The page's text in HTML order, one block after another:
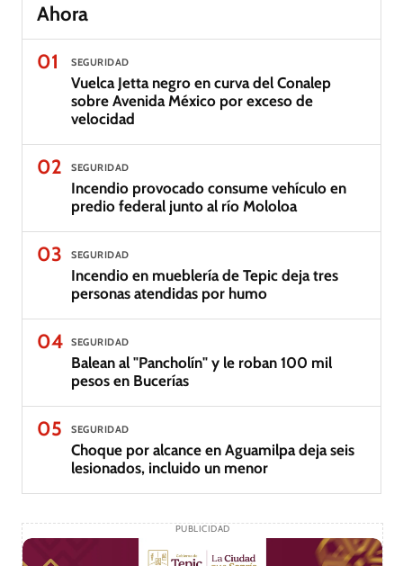
Ahora
01
SEGURIDAD
Vuelca Jetta negro en curva del Conalep
sobre Avenida México por exceso de
velocidad
02 SEGURIDAD
Incendio provocado consume vehículo en
predio federal junto al río Mololoa
03 SEGURIDAD
Incendio en mueblería de Tepic deja tres
personas atendidas por humo
04 SEGURIDAD
Balean al "Pancholín" y le roban 100 mil
pesos en Bucerías
05 SEGURIDAD
Choque por alcance en Aguamilpa deja seis
lesionados, incluido un menor
PUBLICIDAD